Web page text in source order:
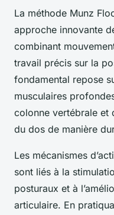
La méthode Munz
approche innovante
combinant
travail précis sur la
fondamental repose
musculaires
colonne vertébrale et
du dos de manière
Les mécanismes
sont liés à la
posturaux et à
articulaire. En